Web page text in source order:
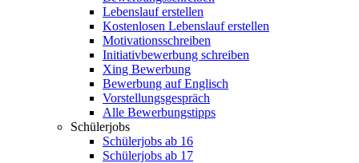
Lebenslauf erstellen
Kostenlosen Lebenslauf erstellen
Motivationsschreiben
Initiativbewerbung schreiben
Xing Bewerbung
Bewerbung auf Englisch
Vorstellungsgespräch
Alle Bewerbungstipps
Schülerjobs
Schülerjobs ab 16
Schülerjobs ab 17